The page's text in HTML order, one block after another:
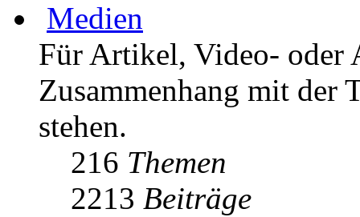
Medien
Für Artikel, Video- oder
Zusammenhang mit der
stehen.
216 Themen
2213 Beiträge